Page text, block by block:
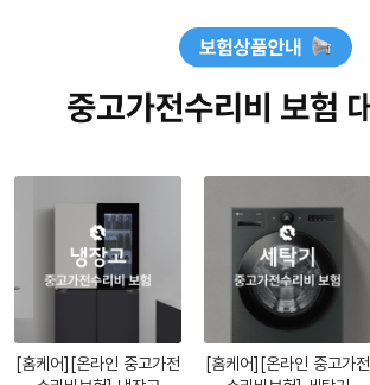
[홈케어][온라인 중고가전
[홈케어][온라인 중고가전